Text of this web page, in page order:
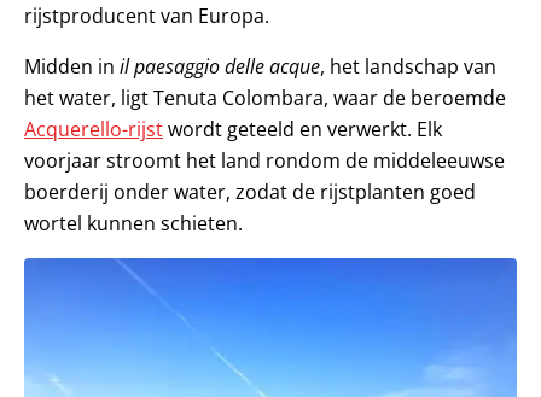
rijstproducent van Europa.
Midden in il paesaggio delle acque, het landschap van
het water, ligt Tenuta Colombara, waar de beroemde
Acquerello-rijstwordt geteeld en verwerkt. Elk
voorjaar stroomt het land rondom de middeleeuwse
boerderij onder water, zodat de rijstplanten goed
wortel kunnen schieten.